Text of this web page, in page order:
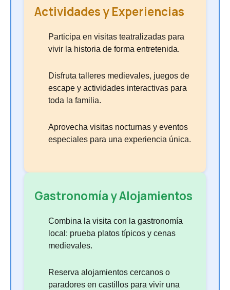
Actividades y Experiencias
Participa en visitas teatralizadas para
vivir la historia de forma entretenida.
Disfruta talleres medievales, juegos de
escape y actividades interactivas para
toda la familia.
Aprovecha visitas nocturnas y eventos
especiales para una experiencia única.
Gastronomía y Alojamientos
Combina la visita con la gastronomía
local: prueba platos típicos y cenas
medievales.
Reserva alojamientos cercanos o
paradores en castillos para vivir una